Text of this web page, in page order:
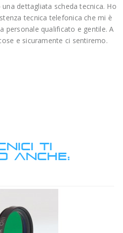
dettagliata scheda tecnica. Ho
tecnica telefonica che mi è
personale qualificato e gentile. A
e sicuramente ci sentiremo.
TI
ANCHE: